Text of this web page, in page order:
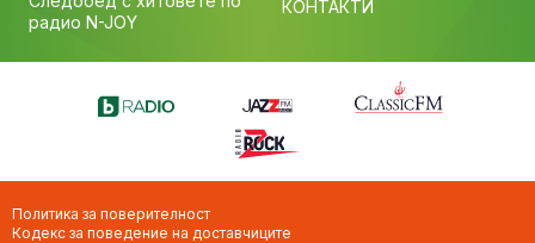
радио N-JOY
КОНТАКТИ
Политика за поверителност
Кодекс за поведение на доставчиците